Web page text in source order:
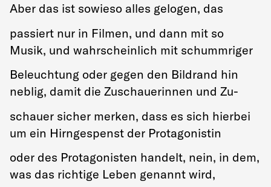
Aber das ist sowieso alles gelogen, das
passiert nur in Filmen, und dann mit so
Musik, und wahrscheinlich mit schummriger
Beleuchtung oder gegen den Bildrand hin
neblig, damit die Zuschauerinnen und Zu-
schauer sicher merken, dass es sich hierbei
um ein Hirngespenst der Protagonistin
oder des Protagonisten handelt, nein, in dem,
was das richtige Leben genannt wird,